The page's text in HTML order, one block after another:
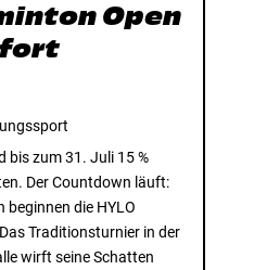
Open
bis zum 31. Juli 15 %
Der Countdown läuft:
beginnen die HYLO
Traditionsturnier in der
wirft seine Schatten